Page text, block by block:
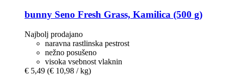
bunny Seno Fresh Grass, Kamilica (500 g)
Najbolj prodajano
naravna rastlinska pestrost
nežno posušeno
visoka vsebnost vlaknin
€ 5,49 (€ 10,98 / kg)